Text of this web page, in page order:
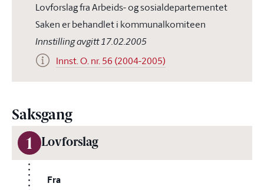
Lovforslag fra Arbeids- og sosialdepartementet
Saken er behandlet i kommunalkomiteen
Innstilling avgitt 17.02.2005
Innst. O. nr. 56 (2004-2005)
Saksgang
1 Lovforslag
Fra